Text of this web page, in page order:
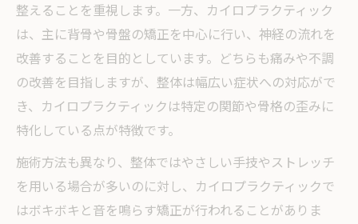
整えることを重視します。一方、カイロプラクティック
は、主に背骨や骨盤の矯正を中心に行い、神経の流れを
改善することを目的としています。どちらも痛みや不調
の改善を目指しますが、整体は幅広い症状への対応がで
き、カイロプラクティックは特定の関節や骨格の歪みに
特化している点が特徴です。
施術方法も異なり、整体ではやさしい手技やストレッチ
を用いる場合が多いのに対し、カイロプラクティックで
はボキボキと音を鳴らす矯正が行われることがありま